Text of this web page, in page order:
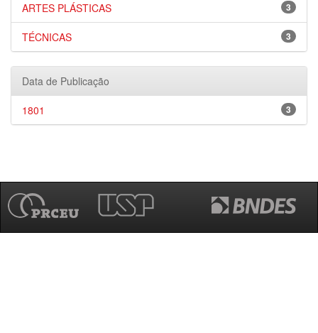
3
ARTES PLÁSTICAS
3
TÉCNICAS
Data de Publicação
3
1801